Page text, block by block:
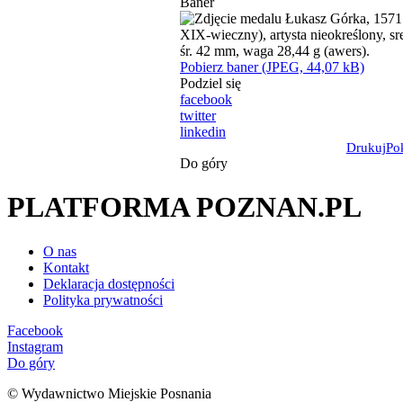
Pobierz baner (JPEG, 44,07 kB)
Podziel się
facebook
twitter
linkedin
Drukuj
Do góry
PLATFORMA POZNAN.PL
O nas
Kontakt
Deklaracja dostępności
Polityka prywatności
Facebook
Instagram
Do góry
© Wydawnictwo Miejskie Posnania